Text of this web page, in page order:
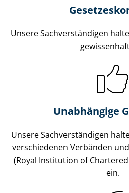
Unsere Sach­ver­stän­di­gen
Unabhängige
Unsere Sach­ver­stän­di­gen
verschiedenen Verbänden
(Royal Institution of
ein.